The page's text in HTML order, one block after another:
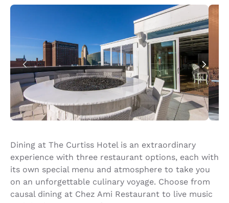
Dining at The Curtiss Hotel is an extraordinary
experience with three restaurant options, each with
its own special menu and atmosphere to take you
on an unforgettable culinary voyage. Choose from
causal dining at Chez Ami Restaurant to live music